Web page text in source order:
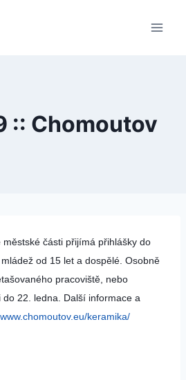
:: Chomoutov
části přijímá přihlášky do
od 15 let a dospělé. Osobně
pracoviště, nebo
do 22. ledna. Další informace a
www.chomoutov.eu/keramika/